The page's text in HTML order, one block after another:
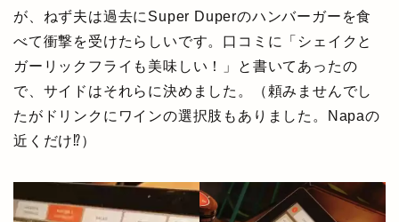
が、ねず夫は過去にSuper Duperのハンバーガーを食
べて衝撃を受けたらしいです。口コミに「シェイクと
ガーリックフライも美味しい！」と書いてあったの
で、サイドはそれらに決めました。（頼みませんでし
たがドリンクにワインの選択肢もありました。Napaの
近くだけ⁉）